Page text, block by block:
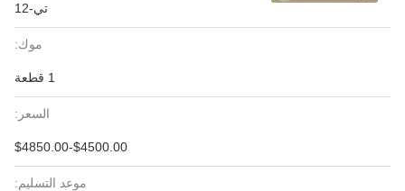
تي-12
موك:
السعر:
$4500.00-$4850.00
موعد التسليم: